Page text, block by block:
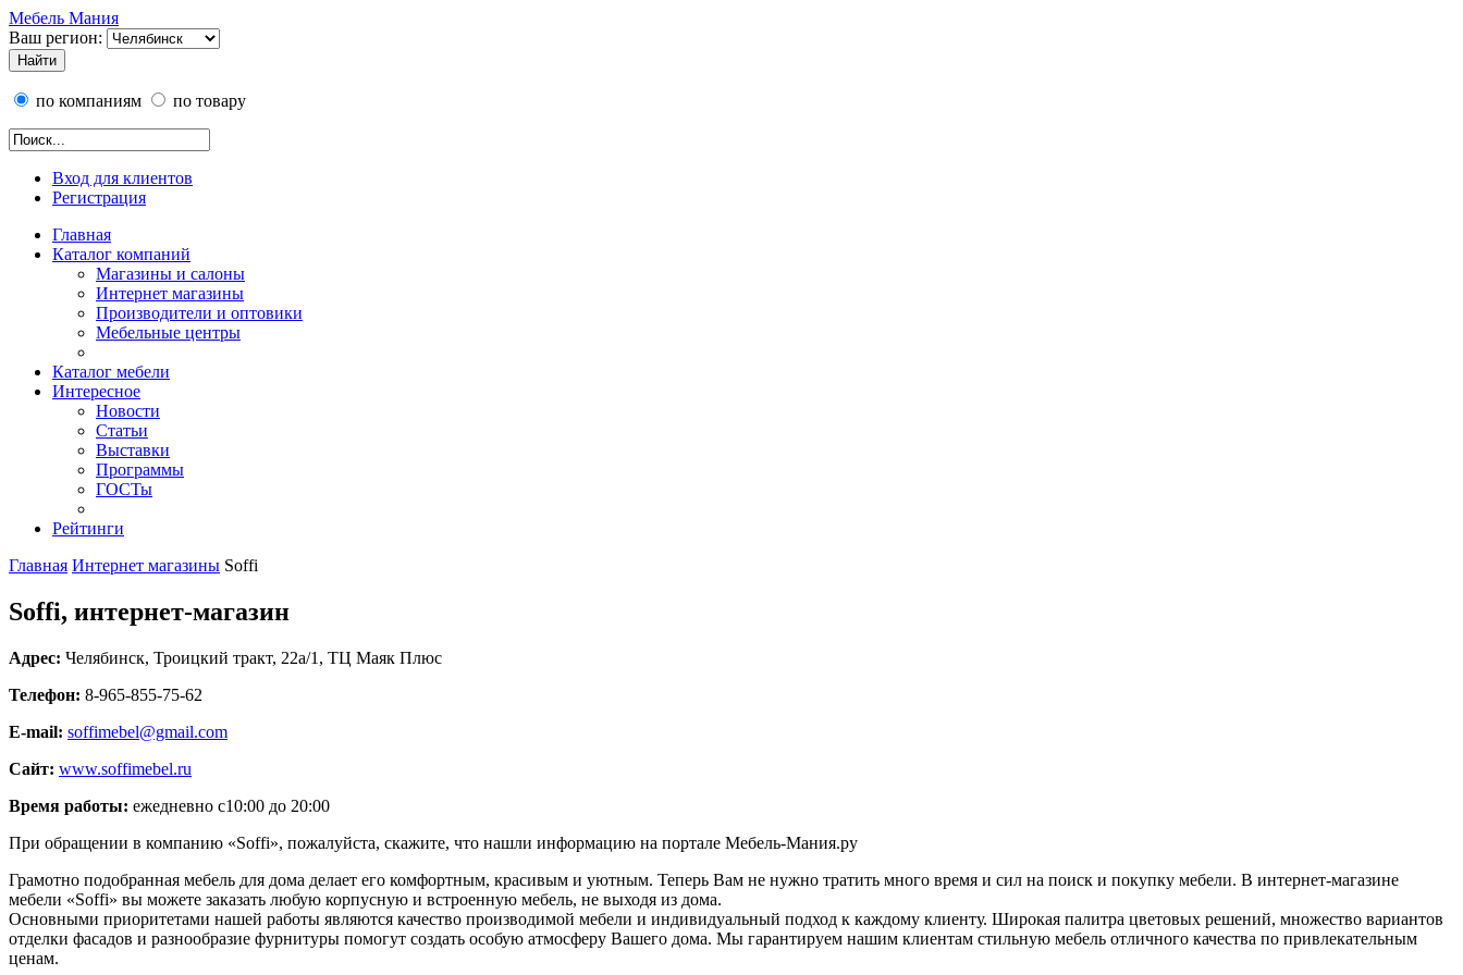
Мебель Мания
Ваш регион:
по компаниям по товару
Вход для клиентов
Регистрация
Главная
Каталог компаний
Магазины и салоны
Интернет магазины
Производители и оптовики
Мебельные центры
Каталог мебели
Интересное
Новости
Статьи
Выставки
Программы
ГОСТы
Рейтинги
Главная Интернет магазины Soffi
Soffi, интернет-магазин
Адрес: Челябинск, Троицкий тракт, 22а/1 , ТЦ Маяк Плюс
Телефон: 8-965-855-75-62
E-mail: soffimebel@gmail.com
Сайт: www.soffimebel.ru
Время работы: ежедневно с10:00 до 20:00
При обращении в компанию «Soffi», пожалуйста, скажите, что нашли информацию на портале Мебель-Мания.ру
Грамотно подобранная мебель для дома делает его комфортным, красивым и уютным. Теперь Вам не нужно тратить много время и сил на поиск и покупку мебели. В интернет-магазине
мебели «Soffi» вы можете заказать любую корпусную и встроенную мебель, не выходя из дома.
Основными приоритетами нашей работы являются качество производимой мебели и индивидуальный подход к каждому клиенту. Широкая палитра цветовых решений, множество вариантов
отделки фасадов и разнообразие фурнитуры помогут создать особую атмосферу Вашего дома. Мы гарантируем нашим клиентам стильную мебель отличного качества по привлекательным
ценам.